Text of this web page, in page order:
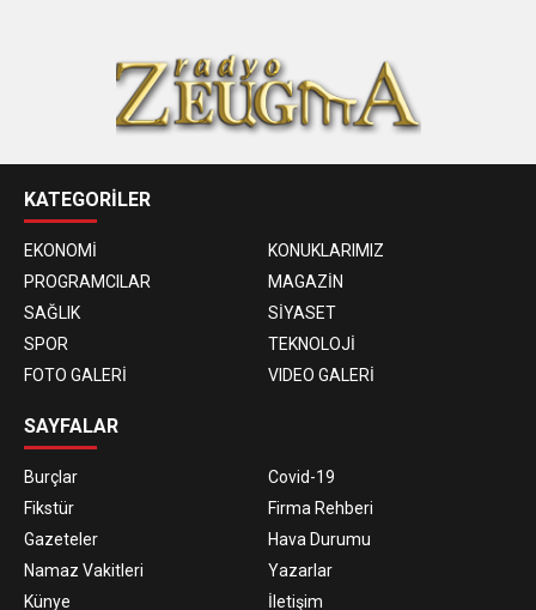
KATEGORİLER
EKONOMİ
KONUKLARIMIZ
PROGRAMCILAR
MAGAZİN
SAĞLIK
SİYASET
SPOR
TEKNOLOJİ
FOTO GALERİ
VIDEO GALERİ
SAYFALAR
Burçlar
Covid-19
Fikstür
Firma Rehberi
Gazeteler
Hava Durumu
Namaz Vakitleri
Yazarlar
Künye
İletişim